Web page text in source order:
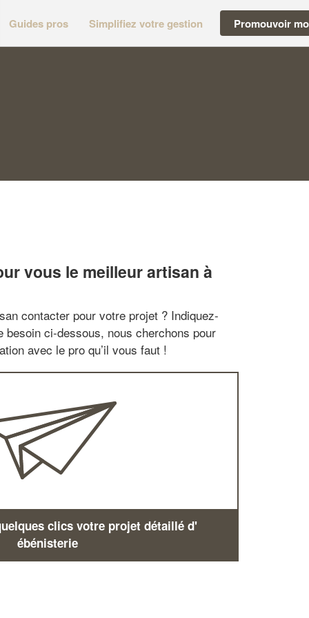
Guides pros Simplifiez votre gestion Promouvoir
vous le meilleur artisan à
contacter pour votre projet ? Indiquez-
besoin ci-dessous, nous cherchons pour
avec le pro qu’il vous faut !
clics votre projet détaillé d'
ébénisterie